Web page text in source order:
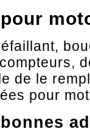
de le
pour